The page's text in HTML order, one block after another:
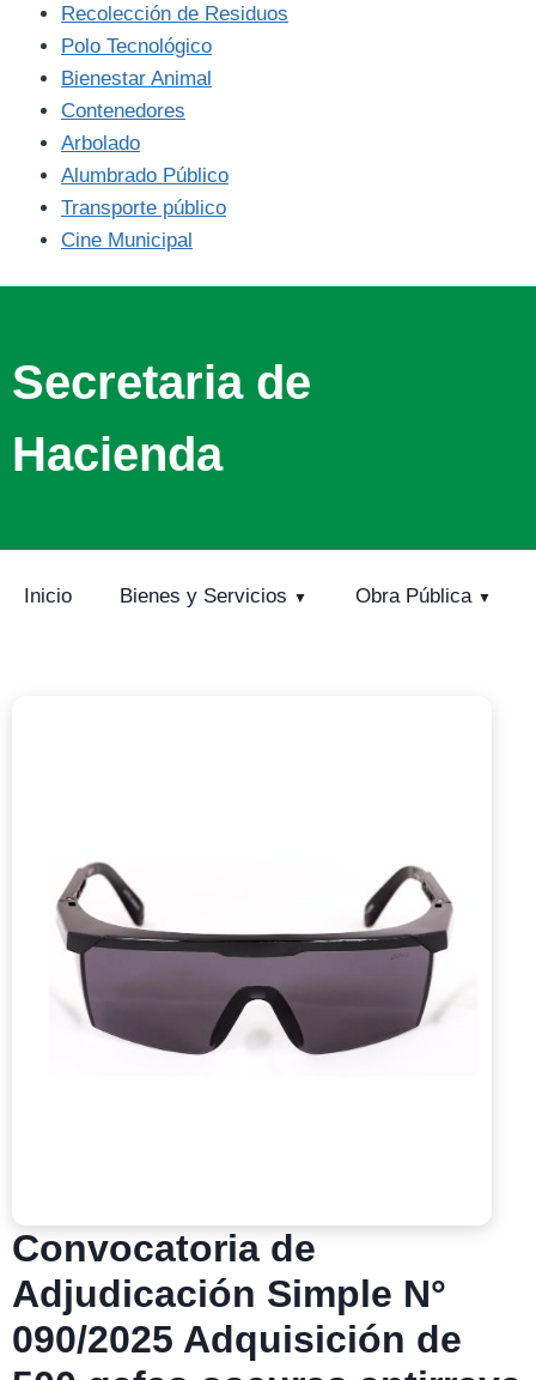
Recolección de Residuos
Polo Tecnológico
Bienestar Animal
Contenedores
Arbolado
Alumbrado Público
Transporte público
Cine Municipal
Secretaria de
Hacienda
Inicio Bienes y Servicios Obra Pública
Convocatoria de
Adjudicación Simple N°
090/2025 Adquisición de